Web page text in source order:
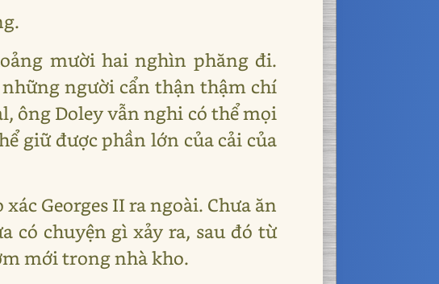
mười hai nghìn phăng đi.
người cẩn thận thậm chí
ông Doley vẫn nghi có thể mọi
giữ được phần lớn của cải của
Georges II ra ngoài. Chưa ăn
có chuyện gì xảy ra, sau đó từ
mới trong nhà kho.